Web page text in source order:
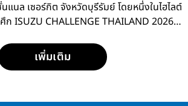
แนล เซอร์กิต จังหวัดบุรีรัมย์ โดยหนึ่งในไฮไลต์
ISUZU CHALLENGE THAILAND 2026
นความเร็วด้วยรถแข่ง ISUZU D-MAX
ภายใต้มาตรฐานการแข่งขัน
เพิ่มเติม